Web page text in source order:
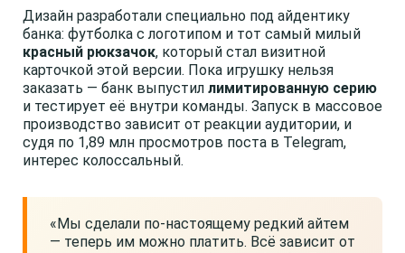
Дизайн разработали специально под айдентику
банка: футболка с логотипом и тот самый милый
красный рюкзачок, который стал визитной
карточкой этой версии. Пока игрушку нельзя
заказать — банк выпустил лимитированную серию
и тестирует её внутри команды. Запуск в массовое
производство зависит от реакции аудитории, и
судя по 1,89 млн просмотров поста в Telegram,
интерес колоссальный.
«Мы сделали по-настоящему редкий айтем
— теперь им можно платить. Всё зависит от